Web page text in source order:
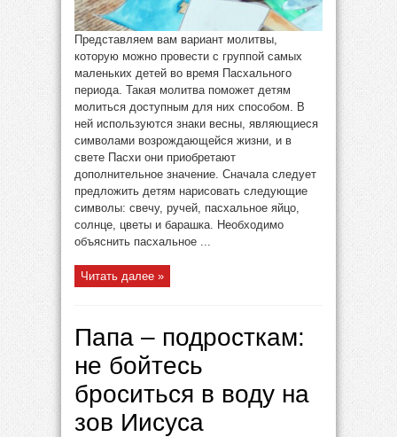
Представляем вам вариант молитвы,
которую можно провести с группой самых
маленьких детей во время Пасхального
периода. Такая молитва поможет детям
молиться доступным для них способом. В
ней используются знаки весны, являющиеся
символами возрождающейся жизни, и в
свете Пасхи они приобретают
дополнительное значение. Сначала следует
предложить детям нарисовать следующие
символы: свечу, ручей, пасхальное яйцо,
солнце, цветы и барашка. Необходимо
объяснить пасхальное ...
Читать далее »
Папа – подросткам:
не бойтесь
броситься в воду на
зов Иисуса